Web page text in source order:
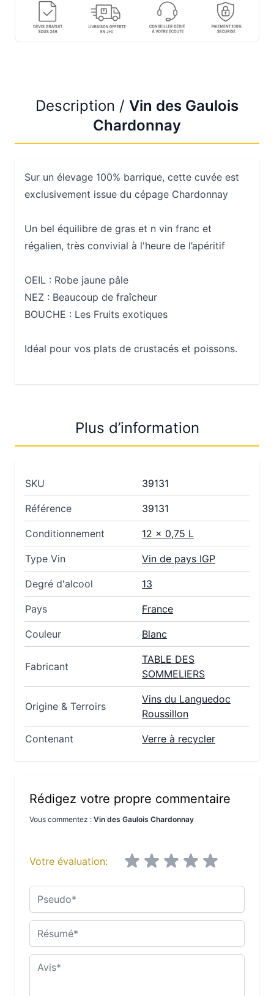
Description / Vin des Gaulois
Chardonnay
Sur un élevage 100% barrique, cette cuvée est
exclusivement issue du cépage Chardonnay
Un bel équilibre de gras et n vin franc et
régalien, très convivial à l'heure de l’apéritif
OEIL : Robe jaune pâle
NEZ : Beaucoup de fraîcheur
BOUCHE : Les Fruits exotiques
Idéal pour vos plats de crustacés et poissons.
Plus d’information
SKU 39131
Référence 39131
Conditionnement 12 x 0,75 L
Type Vin Vin de pays IGP
Degré d'alcool 13
Pays France
Couleur Blanc
Fabricant
TABLE DES
SOMMELIERS
Origine & Terroirs
Vins du Languedoc
Roussillon
Contenant Verre à recycler
Rédigez votre propre commentaire
Vous commentez : Vin des Gaulois Chardonnay
Votre évaluation:
Pseudo
Résumé
Avis